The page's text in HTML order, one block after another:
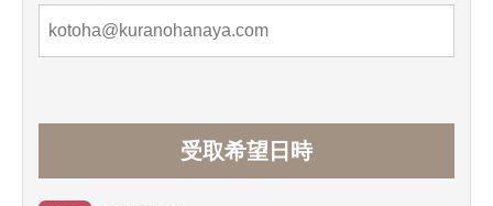
受取希望日時